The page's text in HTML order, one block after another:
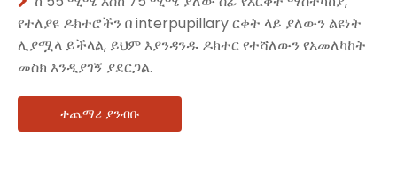
የተለያዩ ዶክተሮችን በ interpupillary ርቀት ላይ ያለውን ልዩነት
ሊያሟላ ይችላል, ይህም እያንዳንዱ ዶክተር የተሻለውን የአመለካከት
መስክ እንዲያገኝ ያደርጋል.
ተጨማሪ ያንብቡ